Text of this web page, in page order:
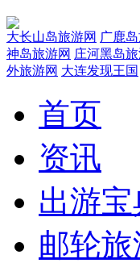
大长山岛旅游网 广鹿
神岛旅游网 庄河黑岛旅
外旅游网 大连发现王国
首页
资讯
出游宝
邮轮旅